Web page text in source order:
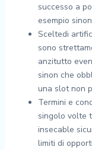
successo a
esempio
Sceltedi
sono
anzitutto
sinon che
una slot non
Termini e
singolo volte
insecable
limiti di